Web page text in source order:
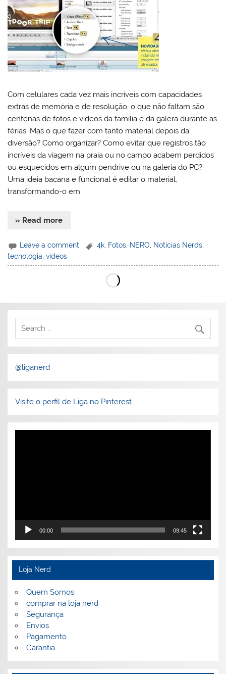
Com celulares cada vez mais incríveis com capacidades
extras de memória e de resolução, o que não faltam são
centenas de fotos e vídeos da família e da galera durante as
férias. Mas o que fazer com tanto material depois da
diversão? Como organizar? Como evitar que registros tão
incríveis da viagem na praia ou no campo acabem perdidos
ou esquecidos em algum pendrive ou na galeria do PC?
Uma ideia bacana e funcional é editar o material,
transformando-o em
» Read more
Leave a comment 4k, Fotos, NERO, Notícias Nerds,
tecnologia ,videos
@liganerd
Visite o perfil de Liga no Pinterest.
00:00 09:45
Loja Nerd
Quem Somos
comprar na loja nerd
Segurança
Envios
Pagamento
Garantia